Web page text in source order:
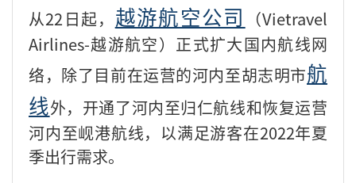
从22日起， 越游航空公司
（Vietravel
Airlines-越游航空）正式扩大国内航线网
络，除了目前在运营的河内至胡志明市航
线外，开通了河内至归仁航线和恢复运营
河内至岘港航线，以满足游客在2022年夏
季出行需求。